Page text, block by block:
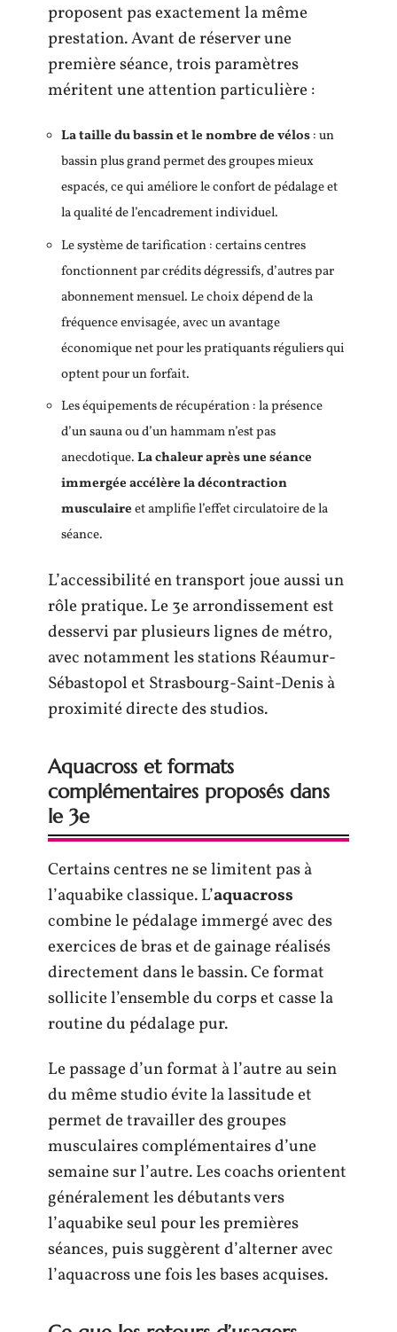
proposent pas exactement la même
prestation. Avant de réserver une
première séance, trois paramètres
méritent une attention particulière :
La taille du bassin et le nombre de vélos: un
bassin plus grand permet des groupes mieux
espacés, ce qui améliore le confort de pédalage et
la qualité de l’encadrement individuel.
Le système de tarification : certains centres
fonctionnent par crédits dégressifs, d’autres par
abonnement mensuel. Le choix dépend de la
fréquence envisagée, avec un avantage
économique net pour les pratiquants réguliers qui
optent pour un forfait.
Les équipements de récupération : la présence
d’un sauna ou d’un hammam n’est pas
anecdotique.La chaleur après une séance
immergée accélère la décontraction
musculaireet amplifie l’effet circulatoire de la
séance.
L’accessibilité en transport joue aussi un
rôle pratique. Le 3e arrondissement est
desservi par plusieurs lignes de métro,
avec notamment les stations Réaumur-
Sébastopol et Strasbourg-Saint-Denis à
proximité directe des studios.
Aquacross et formats
complémentaires proposés dans
le 3e
Certains centres ne se limitent pas à
l’aquabike classique. L’aquacross
combine le pédalage immergé avec des
exercices de bras et de gainage réalisés
directement dans le bassin. Ce format
sollicite l’ensemble du corps et casse la
routine du pédalage pur.
Le passage d’un format à l’autre au sein
du même studio évite la lassitude et
permet de travailler des groupes
musculaires complémentaires d’une
semaine sur l’autre. Les coachs orientent
généralement les débutants vers
l’aquabike seul pour les premières
séances, puis suggèrent d’alterner avec
l’aquacross une fois les bases acquises.